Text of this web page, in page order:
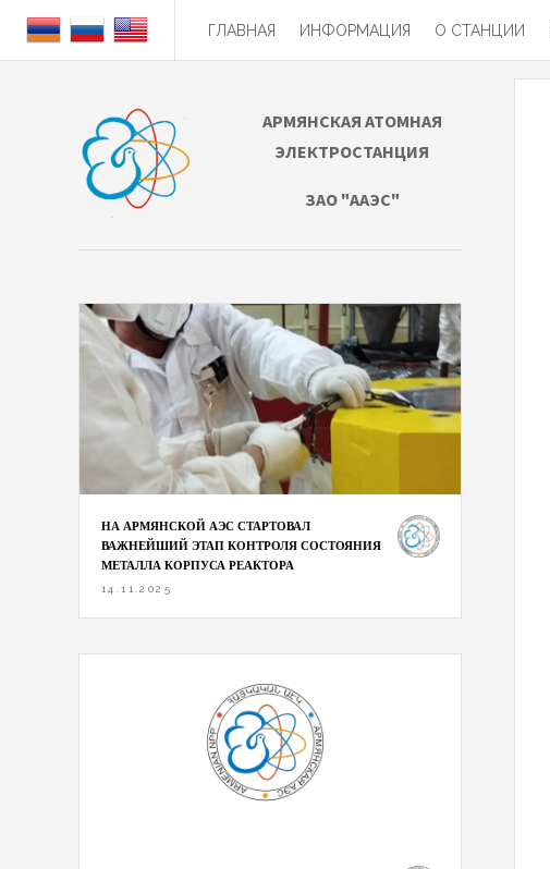
ГЛАВНАЯ ИНФОРМАЦИЯ О СТАНЦИИ
АРМЯНСКАЯ АТОМНАЯ
ЭЛЕКТРОСТАНЦИЯ
ЗАО "ААЭС"
НА АРМЯНСКОЙ АЭС СТАРТОВАЛ
ВАЖНЕЙШИЙ ЭТАП КОНТРОЛЯ СОСТОЯНИЯ
МЕТАЛЛА КОРПУСА РЕАКТОРА
14.11.2025